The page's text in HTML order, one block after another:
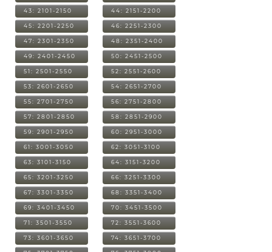
43: 2101-2150 44: 2151-2200
45: 2201-2250 46: 2251-2300
47: 2301-2350 48: 2351-2400
49: 2401-2450 50: 2451-2500
51: 2501-2550 52: 2551-2600
53: 2601-2650 54: 2651-2700
55: 2701-2750 56: 2751-2800
57: 2801-2850 58: 2851-2900
59: 2901-2950 60: 2951-3000
61: 3001-3050 62: 3051-3100
63: 3101-3150 64: 3151-3200
65: 3201-3250 66: 3251-3300
67: 3301-3350 68: 3351-3400
69: 3401-3450 70: 3451-3500
71: 3501-3550 72: 3551-3600
73: 3601-3650 74: 3651-3700